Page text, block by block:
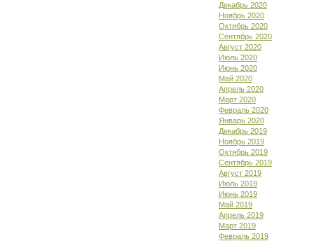
Декабрь 2020
Ноябрь 2020
Октябрь 2020
Сентябрь 2020
Август 2020
Июль 2020
Июнь 2020
Май 2020
Апрель 2020
Март 2020
Февраль 2020
Январь 2020
Декабрь 2019
Ноябрь 2019
Октябрь 2019
Сентябрь 2019
Август 2019
Июль 2019
Июнь 2019
Май 2019
Апрель 2019
Март 2019
Февраль 2019